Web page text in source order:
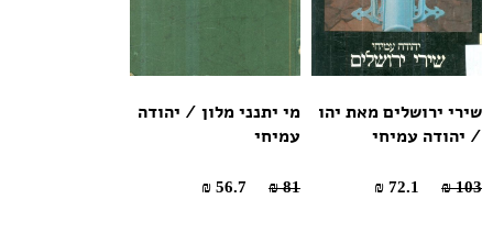
שירי ירושלים מאת יהו
/ יהודה עמיחי
103 ₪
מי יתנני מלון / יהודה
עמיחי
81 ₪